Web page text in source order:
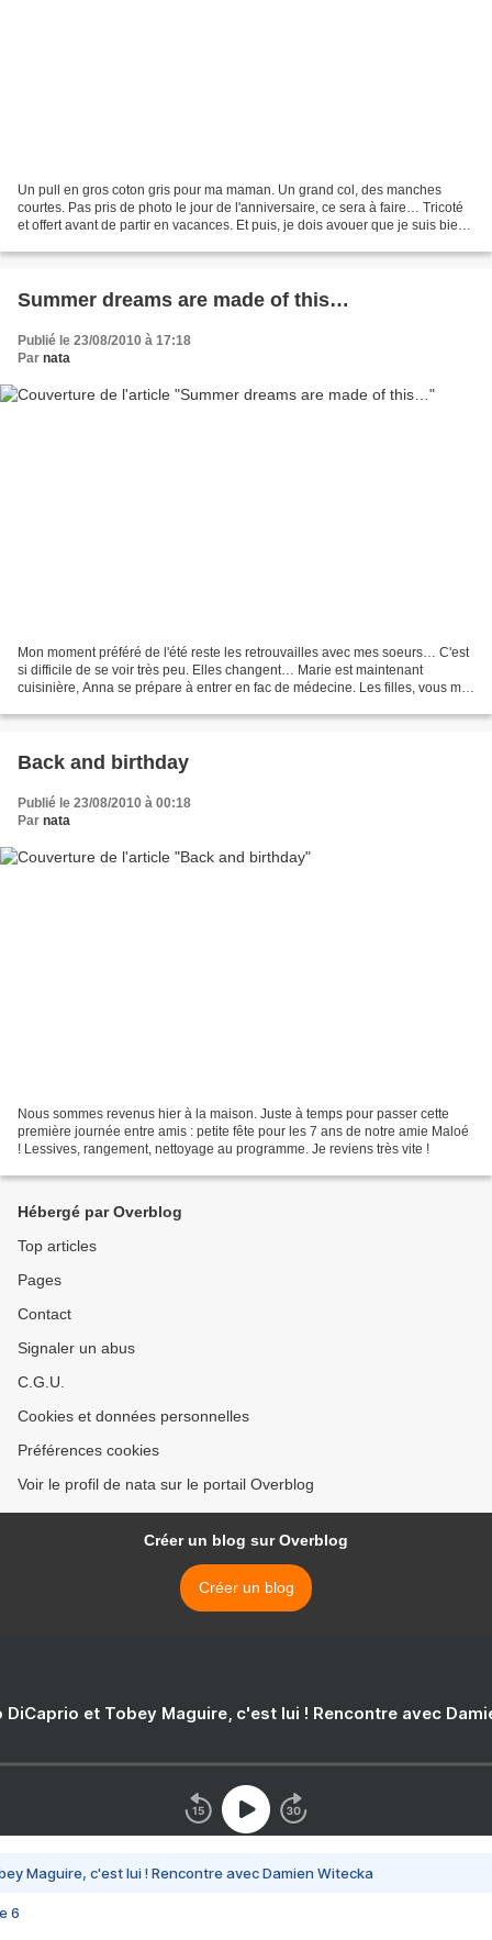
Un pull en gros coton gris pour ma maman. Un grand col, des manches
courtes. Pas pris de photo le jour de l'anniversaire, ce sera à faire… Tricoté
et offert avant de partir en vacances. Et puis, je dois avouer que je suis bien
Summer dreams are made of this…
Publié le 23/08/2010 à 17:18
Par nata
Mon moment préféré de l'été reste les retrouvailles avec mes soeurs… C'est
si difficile de se voir très peu. Elles changent… Marie est maintenant
cuisinière, Anna se prépare à entrer en fac de médecine. Les filles, vous me
Back and birthday
Publié le 23/08/2010 à 00:18
Par nata
Nous sommes revenus hier à la maison. Juste à temps pour passer cette
première journée entre amis : petite fête pour les 7 ans de notre amie Maloé
! Lessives, rangement, nettoyage au programme. Je reviens très vite !
Hébergé par Overblog
Top articles
Pages
Contact
Signaler un abus
C.G.U.
Cookies et données personnelles
Préférences cookies
Voir le profil de nata sur le portail Overblog
Créer un blog sur Overblog
Créer un blog
DiCaprio et Tobey Maguire, c'est lui ! Rencontre avec
Maguire, c'est lui ! Rencontre avec Damien Witecka
6